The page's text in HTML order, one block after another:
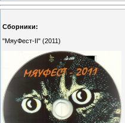
Сборники:
"МяуФест-II" (2011)